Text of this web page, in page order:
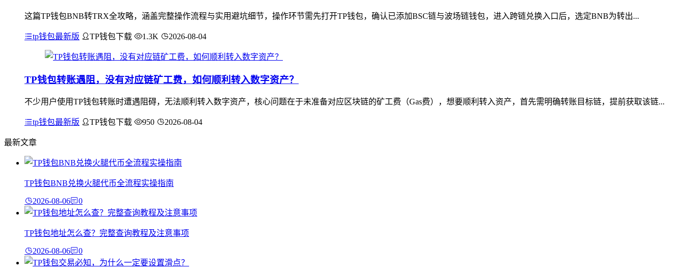
这篇TP钱包BNB转TRX全攻略，涵盖完整操作流程与实用避坑细节，操作环节需先打开TP钱包，确认已添加BSC链与波场链钱包，进入跨链兑换入口后，选定BNB为转出...
tp钱包最新版 TP钱包下载 1.3K 2026-08-04
TP钱包转账遇阻，没有对应链矿工费，如何顺利转入数字资产？
不少用户使用TP钱包转账时遭遇阻碍，无法顺利转入数字资产，核心问题在于未准备对应区块链的矿工费（Gas费），想要顺利转入资产，首先需明确转账目标链，提前获取该链...
tp钱包最新版 TP钱包下载 950 2026-08-04
最新文章
TP钱包BNB兑换火腿代币全流程实操指南
2026-08-06 0
TP钱包地址怎么查？完整查询教程及注意事项
2026-08-06 0